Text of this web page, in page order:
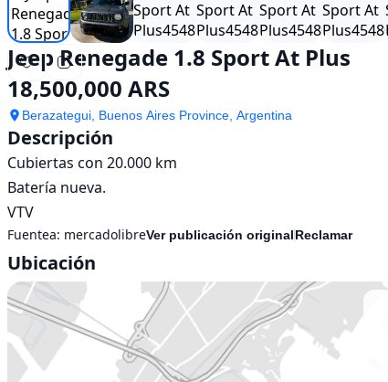
Jeep Renegade 1.8 Sport At Plus
18,500,000 ARS
Berazategui, Buenos Aires Province, Argentina
Descripción
Cubiertas con 20.000 km
Batería nueva.
VTV
Fuentea: mercadolibreVer publicación originalReclamar
Ubicación